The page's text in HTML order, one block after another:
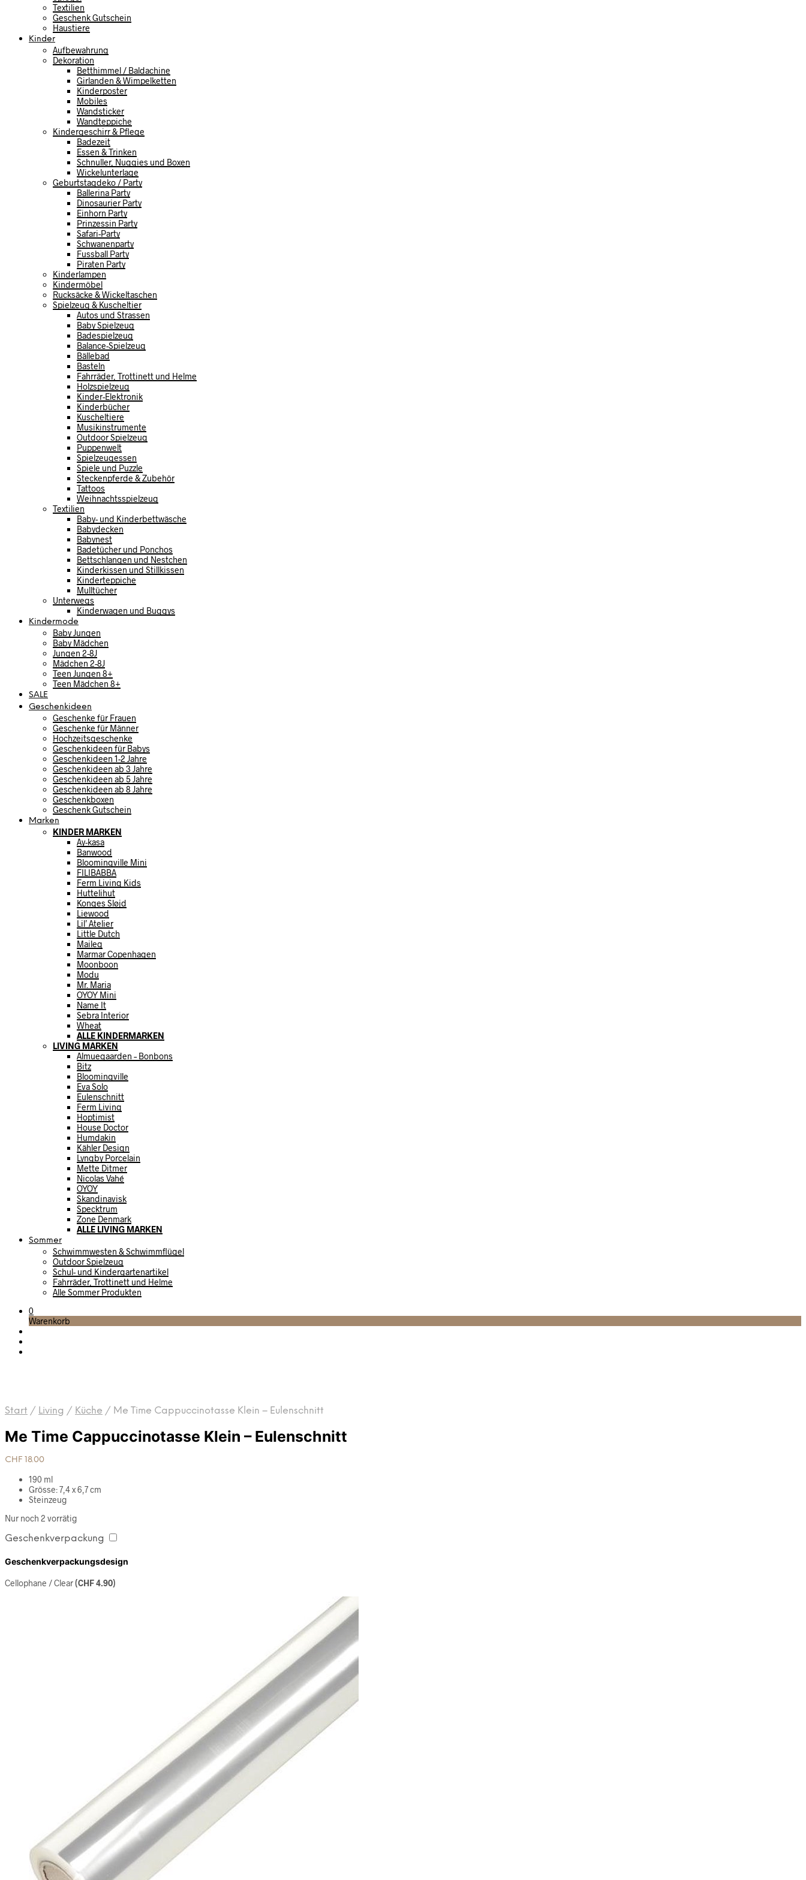
Textilien
Geschenk Gutschein
Haustiere
Kinder
Aufbewahrung
Dekoration
Betthimmel / Baldachine
Girlanden & Wimpelketten
Kinderposter
Mobiles
Wandsticker
Wandteppiche
Kindergeschirr & Pflege
Badezeit
Essen & Trinken
Schnuller, Nuggies und Boxen
Wickelunterlage
Geburtstagdeko / Party
Ballerina Party
Dinosaurier Party
Einhorn Party
Prinzessin Party
Safari-Party
Schwanenparty
Fussball Party
Piraten Party
Kinderlampen
Kindermöbel
Rucksäcke & Wickeltaschen
Spielzeug & Kuscheltier
Autos und Strassen
Baby Spielzeug
Badespielzeug
Balance-Spielzeug
Bällebad
Basteln
Fahrräder, Trottinett und Helme
Holzspielzeug
Kinder-Elektronik
Kinderbücher
Kuscheltiere
Musikinstrumente
Outdoor Spielzeug
Puppenwelt
Spielzeugessen
Spiele und Puzzle
Steckenpferde & Zubehör
Tattoos
Weihnachtsspielzeug
Textilien
Baby- und Kinderbettwäsche
Babydecken
Babynest
Badetücher und Ponchos
Bettschlangen und Nestchen
Kinderkissen und Stillkissen
Kinderteppiche
Mulltücher
Unterwegs
Kinderwagen und Buggys
Kindermode
Baby Jungen
Baby Mädchen
Jungen 2-8J
Mädchen 2-8J
Teen Jungen 8+
Teen Mädchen 8+
SALE
Geschenkideen
Geschenke für Frauen
Geschenke für Männer
Hochzeitsgeschenke
Geschenkideen für Babys
Geschenkideen 1-2 Jahre
Geschenkideen ab 3 Jahre
Geschenkideen ab 5 Jahre
Geschenkideen ab 8 Jahre
Geschenkboxen
Geschenk Gutschein
Marken
KINDER MARKEN
Ay-kasa
Banwood
Bloomingville Mini
FILIBABBA
Ferm Living Kids
Huttelihut
Konges Sløjd
Liewood
Lil’ Atelier
Little Dutch
Maileg
Marmar Copenhagen
Moonboon
Modu
Mr. Maria
OYOY Mini
Name It
Sebra Interior
Wheat
ALLE KINDERMARKEN
LIVING MARKEN
Almuegaarden – Bonbons
Bitz
Bloomingville
Eva Solo
Eulenschnitt
Ferm Living
Hoptimist
House Doctor
Humdakin
Kähler Design
Lyngby Porcelain
Mette Ditmer
Nicolas Vahé
OYOY
Skandinavisk
Specktrum
Zone Denmark
ALLE LIVING MARKEN
Sommer
Schwimmwesten & Schwimmflügel
Outdoor Spielzeug
Schul- und Kindergartenartikel
Fahrräder, Trottinett und Helme
Alle Sommer Produkten
0
Warenkorb
Start / Living / Küche / Me Time Cappuccinotasse Klein – Eulenschnitt
Me Time Cappuccinotasse Klein – Eulenschnitt
CHF 18.00
190 ml
Grösse: 7,4 x 6,7 cm
Steinzeug
Nur noch 2 vorrätig
Geschenkverpackung
Geschenkverpackungsdesign
Cellophane / Clear(CHF4.90)